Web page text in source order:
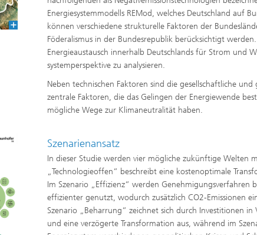
Energiesystemmodells REMod, welches Deutschland auf
können verschiedene strukturelle Faktoren der
Föderalismus in der Bundesrepublik berücksichtigt
Energieaustausch innerhalb Deutschlands für Strom und
systemperspektive zu analysieren.
Neben technischen Faktoren sind die gesellschaftliche
zentrale Faktoren, die das Gelingen der Energiewende
mögliche Wege zur Klimaneutralität haben.
Szenarienansatz
In dieser Studie werden vier mögliche zukünftige Welten
„Technologieoffen“ beschreibt eine kostenoptimale
Im Szenario „Effizienz“ werden Genehmigungsverfahren
effizienter genutzt, wodurch zusätzlich CO2-Emissionen
Szenario „Beharrung“ zeichnet sich durch Investitionen
und eine verzögerte Transformation aus, während im